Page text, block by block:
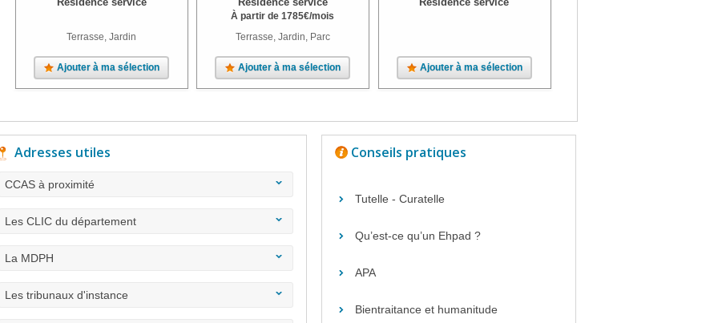
Terrasse, Jardin
Ajouter à ma sélection
À partir de1785€/mois
Terrasse, Jardin, Parc
Ajouter à ma sélection Ajouter à ma sélection
Adresses utiles
CCAS à proximité
Les CLIC du département
La MDPH
Les tribunaux d'instance
Conseils pratiques
Tutelle - Curatelle
Qu’est-ce qu’un Ehpad ?
APA
Bientraitance et humanitude